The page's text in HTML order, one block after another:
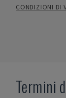
CONDIZIONI DI
Termini